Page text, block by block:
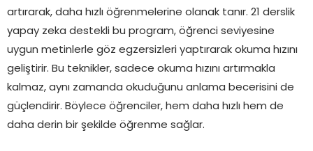
artırarak, daha hızlı öğrenmelerine olanak tanır. 21 derslik
yapay zeka destekli bu program, öğrenci seviyesine
uygun metinlerle göz egzersizleri yaptırarak okuma hızını
geliştirir. Bu teknikler, sadece okuma hızını artırmakla
kalmaz, aynı zamanda okuduğunu anlama becerisini de
güçlendirir. Böylece öğrenciler, hem daha hızlı hem de
daha derin bir şekilde öğrenme sağlar.